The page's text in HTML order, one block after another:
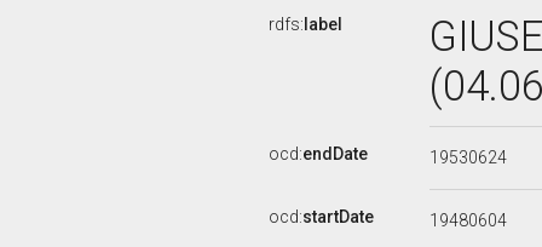
rdfs: label
ocd:endDate 19530624
ocd:startDate 19480604